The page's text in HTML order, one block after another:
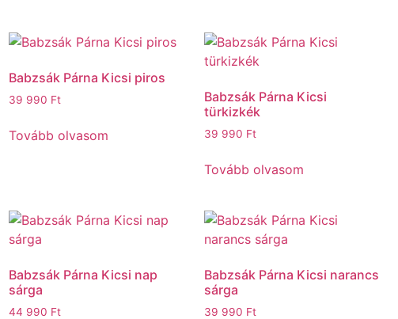
Babzsák Párna Kicsi piros
39 990 Ft
Tovább olvasom
Babzsák Párna Kicsi
türkizkék
39 990 Ft
Tovább olvasom
Babzsák Párna Kicsi nap
sárga
44 990 Ft
Babzsák Párna Kicsi narancs
sárga
39 990 Ft